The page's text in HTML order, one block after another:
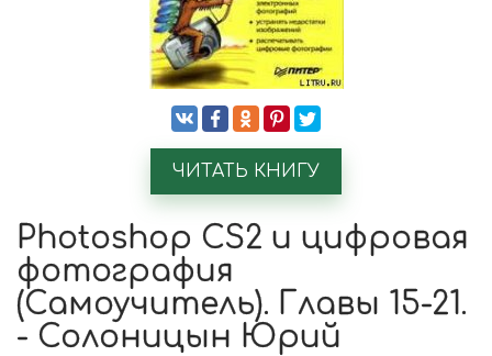
ЧИТАТЬ КНИГУ
Photoshop CS2 и цифровая
фотография
(Самоучитель). Главы 15-21.
- Солоницын Юрий